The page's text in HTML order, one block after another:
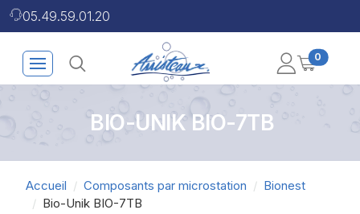
05.49.59.01.20
0
BIO-UNIK BIO-7TB
Accueil Composants par microstation
Bionest
Bio-Unik BIO-7TB